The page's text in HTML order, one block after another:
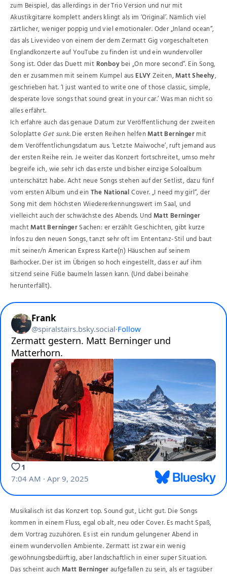
zum Beispiel, das allerdings in der Trio Version und nur mit
Akustikgitarre komplett anders klingt als im ‘Original’. Nämlich viel
zärtlicher, weniger poppig und viel emotionaler. Oder „Inland ocean“,
das als Livevideo von einem der dem Zermatt Gig vorgeschalteten
Englandkonzerte auf YouTube zu finden ist und ein wundervoller
Song ist. Oder das Duett mit Ronboybei „On more second“. Ein Song,
den er zusammen mit seinem Kumpel aus ELVYZeiten,Matt Sheehy,
geschrieben hat. ‘I just wanted to write one of those classic, simple,
desperate love songs that sound great in your car.’ Was man nicht so
alles erfährt.
Ich erfahre auch das genaue Datum zur Veröffentlichung der zweiten
SoloplatteGet sunk. Die ersten Reihen helfenMatt Berningermit
dem Veröffentlichungsdatum aus. ‘Letzte Maiwoche’, ruft jemand aus
der ersten Reihe rein. Je weiter das Konzert fortschreitet, umso mehr
begreife ich, wie sehr ich das erste und bisher einzige Soloalbum
unterschätzt habe. Acht neue Songs stehen auf der Setlist, dazu fünf
vom ersten Album und einThe NationalCover. „I need my girl“, der
Song mit dem höchsten Wiedererkennungswert im Saal, und
vielleicht auch der schwächste des Abends. UndMatt Berninger
machtMatt BerningerSachen: er erzählt Geschichten, gibt kurze
Infos zu den neuen Songs, tanzt sehr oft im Ententanz-Stil und baut
mit seiner/n American Express Karte(n) Häuschen auf seinem
Barhocker. Der ist im Übrigen so hoch eingestellt, dass er auf ihm
sitzend seine Füße baumeln lassen kann. (Und dabei beinahe
herunterfällt).
Musikalisch ist das Konzert top. Sound gut, Licht gut. Die Songs
kommen in einem Fluss, egal ob alt, neu oder Cover. Es macht Spaß,
dem Vortrag zuzuhören. Es ist ein rundum gelungener Abend in
einem wundervollen Ambiente. Zermatt ist zwar ein wenig
gewöhnungsbedürftig, aber landschaftlich in einer super Situation.
Das scheint auchMatt Berningeraufgefallen zu sein, als er tagsüber